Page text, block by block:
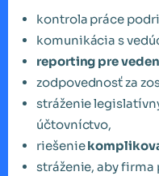
kontrola práce
komunikácia s
reporting pre
zodpovednosť za
stráženie
účtovníctvo,
riešenie
stráženie, aby firma